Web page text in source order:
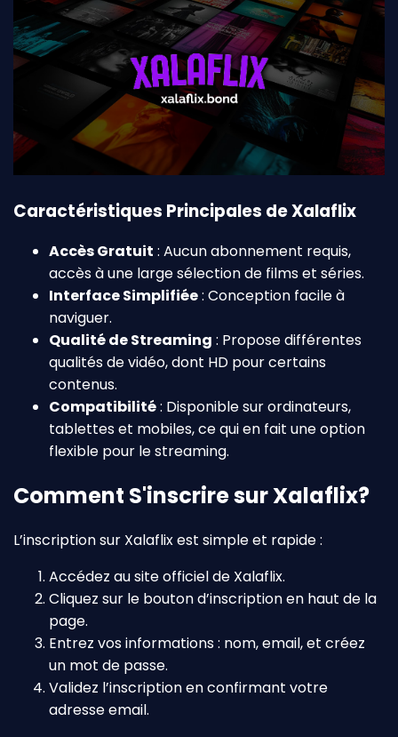
Caractéristiques Principales de Xalaflix
Accès Gratuit : Aucun abonnement requis,
accès à une large sélection de films et séries.
Interface Simplifiée: Conception facile à
naviguer.
Qualité de Streaming : Propose différentes
qualités de vidéo, dont HD pour certains
contenus.
Compatibilité: Disponible sur ordinateurs,
tablettes et mobiles, ce qui en fait une option
flexible pour le streaming.
Comment S'inscrire sur Xalaflix?
L’inscription sur Xalaflix est simple et rapide :
Accédez au site officiel de Xalaflix.
Cliquez sur le bouton d’inscription en haut de la
page.
Entrez vos informations : nom, email, et créez
un mot de passe.
Validez l’inscription en confirmant votre
adresse email.